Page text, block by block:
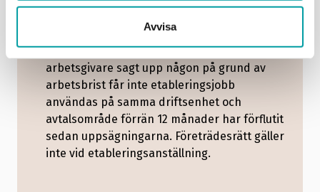
Avvisa
arbetsbristuppsägningar och användning av
etableringsanställningar. Har en
arbetsgivare sagt upp någon på grund av
arbetsbrist får inte etableringsjobb
användas på samma driftsenhet och
avtalsområde förrän 12 månader har förflutit
sedan uppsägningarna. Företrädesrätt gäller
inte vid etableringsanställning.